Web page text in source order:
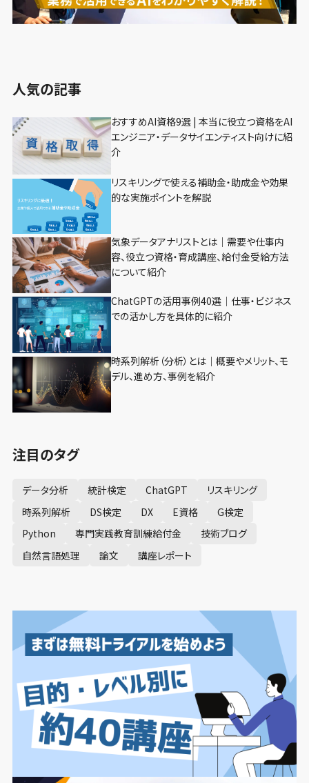
人気の記事
おすすめAI資格9選 | 本当に役立つ資格をAI
エンジニア・データサイエンティスト向けに紹
介
リスキリングで使える補助金・助成金や効果
的な実施ポイントを解説
気象データアナリストとは｜需要や仕事内
容、役立つ資格・育成講座、給付金受給方法
について紹介
ChatGPTの活用事例40選｜仕事・ビジネス
での活かし方を具体的に紹介
時系列解析（分析）とは｜概要やメリット、モ
デル、進め方、事例を紹介
注目のタグ
データ分析 統計検定 ChatGPT
リスキリング
時系列解析
DS検定 DX E資格
G検定
Python
専門実践教育訓練給付金
技術ブログ
自然言語処理
論文 講座レポート